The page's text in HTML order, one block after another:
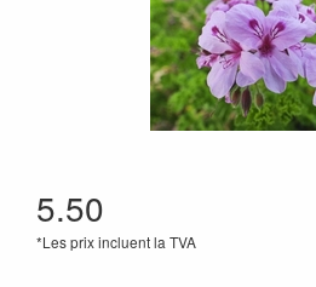
5.50
*Les prix incluent la TVA